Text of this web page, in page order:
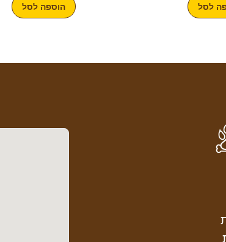
לסל הוספה לסל